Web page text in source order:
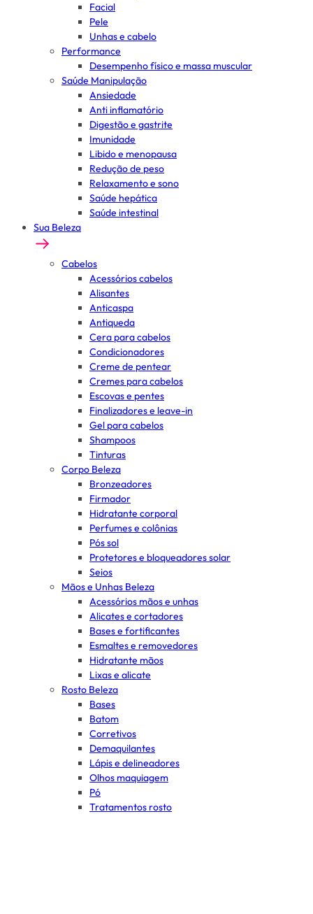
Facial
Pele
Unhas e cabelo
Performance
Desempenho físico e massa muscular
Saúde Manipulação
Ansiedade
Anti inflamatório
Digestão e gastrite
Imunidade
Libido e menopausa
Redução de peso
Relaxamento e sono
Saúde hepática
Saúde intestinal
Sua Beleza
Cabelos
Acessórios cabelos
Alisantes
Anticaspa
Antiqueda
Cera para cabelos
Condicionadores
Creme de pentear
Cremes para cabelos
Escovas e pentes
Finalizadores e leave-in
Gel para cabelos
Shampoos
Tinturas
Corpo Beleza
Bronzeadores
Firmador
Hidratante corporal
Perfumes e colônias
Pós sol
Protetores e bloqueadores solar
Seios
Mãos e Unhas Beleza
Acessórios mãos e unhas
Alicates e cortadores
Bases e fortificantes
Esmaltes e removedores
Hidratante mãos
Lixas e alicate
Rosto Beleza
Bases
Batom
Corretivos
Demaquilantes
Lápis e delineadores
Olhos maquiagem
Pó
Tratamentos rosto